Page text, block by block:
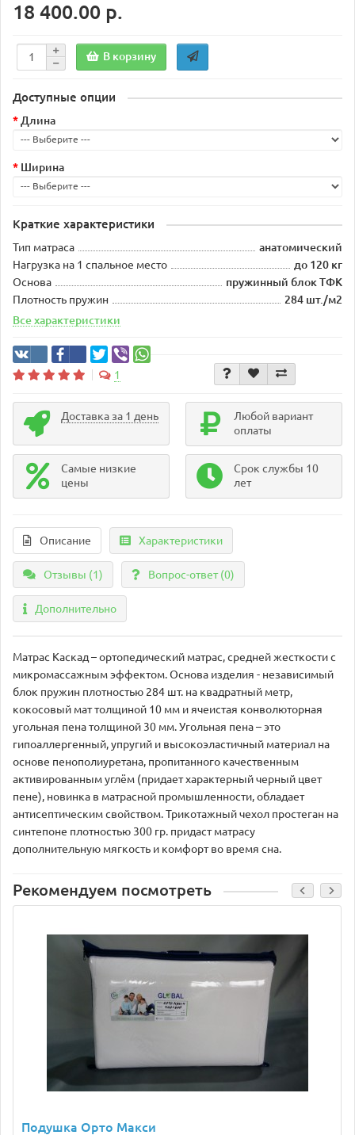
18 400.00 р.
В корзину
Доступные опции
Длина
Ширина
Краткие характеристики
Тип матраса
анатомический
Нагрузка на 1 спальное место
до 120 кг
Основа
пружинный блок ТФК
Плотность пружин
284 шт./м2
Все характеристики
1
Доставка за 1 день
Любой вариант
оплаты
Самые низкие
цены
Срок службы 10
лет
Описание Характеристики
Отзывы (1) Вопрос-ответ(0)
Дополнительно
Матрас Каскад – ортопедический матрас, средней жесткости с
микромассажным эффектом. Основа изделия - независимый
блок пружин плотностью 284 шт. на квадратный метр,
кокосовый мат толщиной 10 мм и ячеистая конволюторная
угольная пена толщиной 30 мм. Угольная пена – это
гипоаллергенный, упругий и высокоэластичный материал на
основе пенополиуретана, пропитанного качественным
активированным углём (придает характерный черный цвет
пене), новинка в матрасной промышленности, обладает
антисептическим свойством. Трикотажный чехол простеган на
синтепоне плотностью 300 гр. придаст матрасу
дополнительную мягкость и комфорт во время сна.
Рекомендуем посмотреть
Подушка Орто Макси